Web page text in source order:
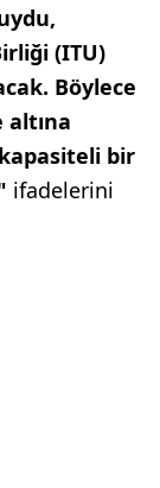
(ITU)
Böylece
altına
bir
ifadelerini